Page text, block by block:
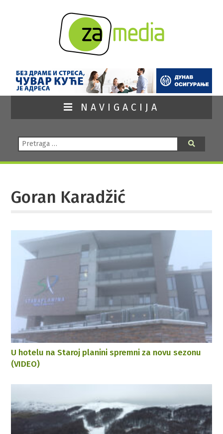
NAVIGACIJA
Pretraga:
Goran Karadžić
U hotelu na Staroj planini spremni za novu sezonu
(VIDEO)